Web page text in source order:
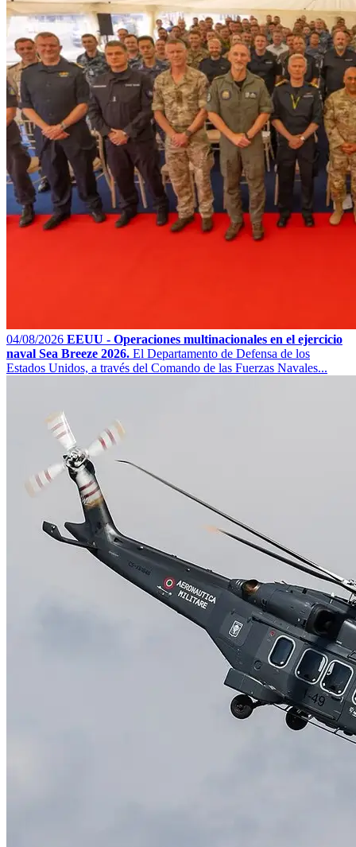
04/08/2026 EEUU - Operaciones multinacionales en el ejercicio
naval Sea Breeze 2026. El Departamento de Defensa de los
Estados Unidos, a través del Comando de las Fuerzas Navales...